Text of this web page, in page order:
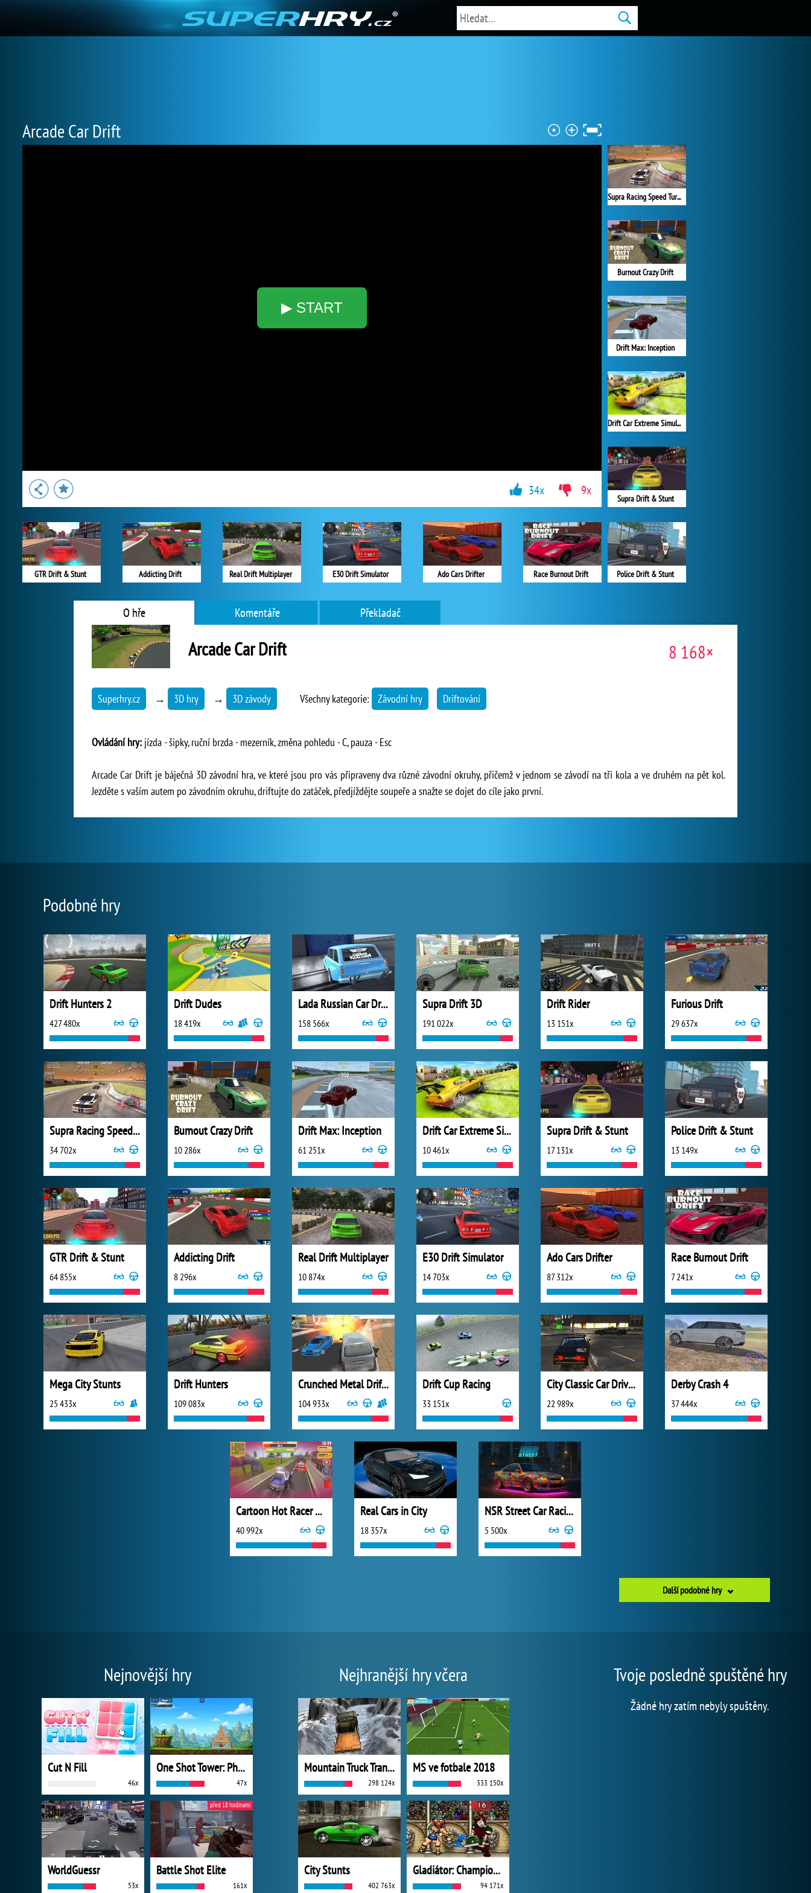
Arcade Car Drift
▶ START
Supra Racing Speed Turbo Drift
Burnout Crazy Drift
Drift Max: Inception
Drift Car Extreme Simulator
Supra Drift & Stunt
Police Drift & Stunt
GTR Drift & Stunt Addicting Drift Real Drift Multiplayer E30 Drift Simulator Ado Cars Drifter Race Burnout Drift
34x 9x
O hře Komentáře Překladač
Arcade Car Drift 8 168×
Superhry.cz → 3D hry → 3D závody Všechny kategorie: Závodní hry Driftování
Ovládání hry: jízda - šipky, ruční brzda - mezerník, změna pohledu - C, pauza - Esc
Arcade Car Drift je báječná 3D závodní hra, ve které jsou pro vás připraveny dva různé závodní okruhy, přičemž v jednom se závodí na tři kola a ve druhém na pět kol.
Jezděte s vaším autem po závodním okruhu, driftujte do zatáček, předjíždějte soupeře a snažte se dojet do cíle jako první.
Podobné hry
Drift Hunters 2
427 480x
Drift Dudes
18 419x
Lada Russian Car Drift
158 566x
Supra Drift 3D
191 022x
Drift Rider
13 151x
Furious Drift
29 637x
Supra Racing Speed Turbo Drift
34 702x
Burnout Crazy Drift
10 286x
Drift Max: Inception
61 251x
Drift Car Extreme Simulator
10 461x
Supra Drift & Stunt
17 131x
Police Drift & Stunt
13 149x
GTR Drift & Stunt
64 855x
Addicting Drift
8 296x
Real Drift Multiplayer
10 874x
E30 Drift Simulator
14 703x
Ado Cars Drifter
87 312x
Race Burnout Drift
7 241x
Mega City Stunts
25 433x
Drift Hunters
109 083x
Crunched Metal Drift Wars
104 933x
Drift Cup Racing
33 151x
City Classic Car Driving
22 989x
Derby Crash 4
37 444x
Cartoon Hot Racer 3D
40 992x
Real Cars in City
18 357x
NSR Street Car Racing
5 500x
Další podobné hry
Nejnovější hry
Cut N Fill
46x
One Shot Tower: Physics Destroyer
47x
WorldGuessr
53x
Battle Shot Elite
161x
před 18 hodinami
Nejhranější hry včera
Mountain Truck Transport
298 124x
MS ve fotbale 2018
333 150x
City Stunts
402 763x
Gladiátor: Champions Sprint
94 171x
Tvoje posledně spuštěné hry
Žádné hry zatím nebyly spuštěny.